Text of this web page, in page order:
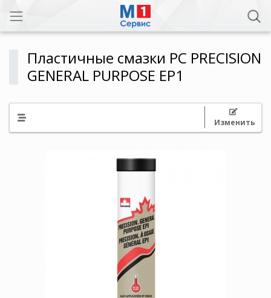
Пластичные смазки PC PRECISION
GENERAL PURPOSE EP1
Изменить